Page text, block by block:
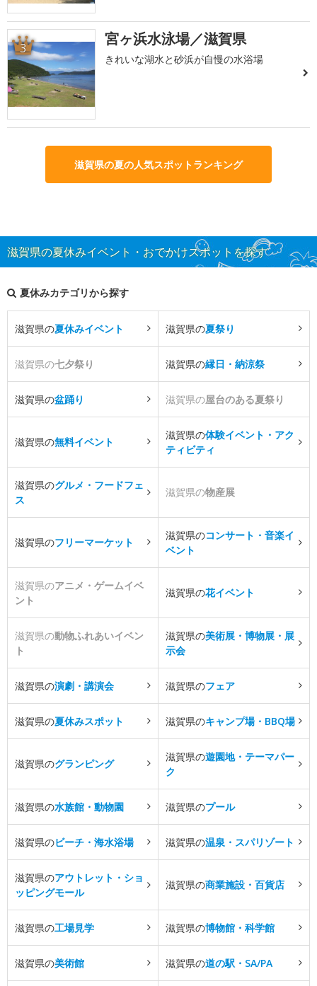
3 宮ヶ浜水泳場／滋賀県
きれいな湖水と砂浜が自慢の水浴場
滋賀県の夏の人気スポットランキング
滋賀県の夏休みイベント・おでかけスポットを探す
夏休みカテゴリから探す
滋賀県の夏休みイベント 滋賀県の夏祭り
滋賀県の七夕祭り 滋賀県の縁日・納涼祭
滋賀県の盆踊り 滋賀県の屋台のある夏祭り
滋賀県の無料イベント
滋賀県の体験イベント・アク
ティビティ
滋賀県のグルメ・フードフェ
ス
滋賀県の物産展
滋賀県のフリーマーケット
滋賀県のコンサート・音楽イ
ベント
滋賀県のアニメ・ゲームイベ
ント
滋賀県の花イベント
滋賀県の動物ふれあいイベン
ト
滋賀県の美術展・博物展・展
示会
滋賀県の演劇・講演会 滋賀県のフェア
滋賀県の夏休みスポット 滋賀県のキャンプ場・BBQ場
滋賀県のグランピング
滋賀県の遊園地・テーマパー
ク
滋賀県の水族館・動物園 滋賀県のプール
滋賀県のビーチ・海水浴場 滋賀県の温泉・スパリゾート
滋賀県のアウトレット・ショ
ッピングモール
滋賀県の商業施設・百貨店
滋賀県の工場見学 滋賀県の博物館・科学館
滋賀県の美術館 滋賀県の道の駅・SA/PA